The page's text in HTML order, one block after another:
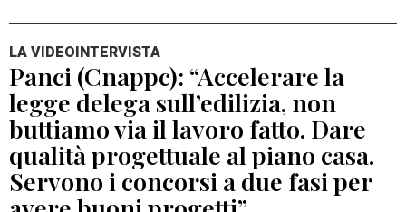
LA VIDEOINTERVISTA
Panci (Cnappc): “Accelerare la
legge delega sull’edilizia, non
buttiamo via il lavoro fatto. Dare
qualità progettuale al piano casa.
Servono i concorsi a due fasi per